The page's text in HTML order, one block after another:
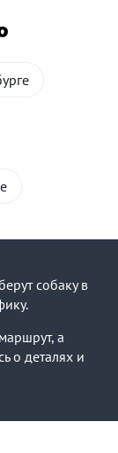
собаку в
а
о деталях и